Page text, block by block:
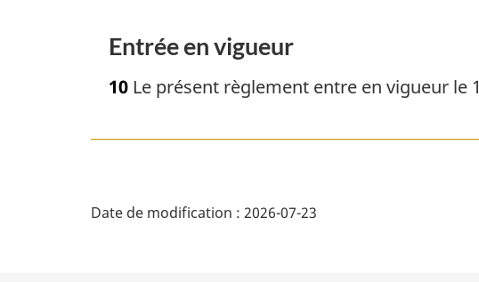
Entrée en vigueur
10 Le présent règlement entre en vigueur le 1
Date de modification : 2026-07-23